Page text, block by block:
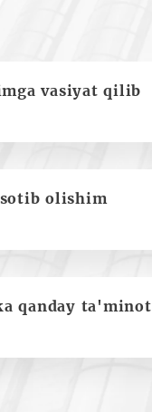
vasiyat qilib
olishim
qanday ta'minot